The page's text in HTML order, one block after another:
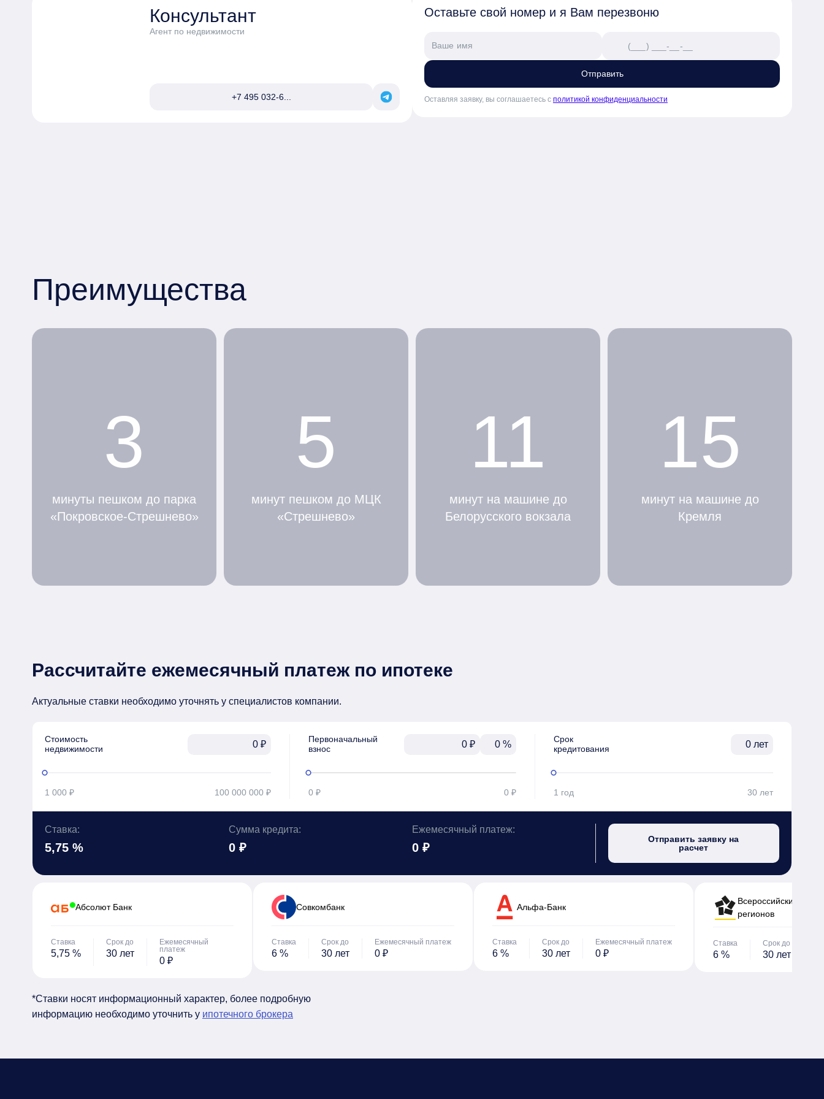
Консультант
Агент по недвижимости
+7 495 032-6...
Оставьте свой номер и я Вам перезвоню
Отправить
Оставляя заявку, вы соглашаетесь с политикой конфиденциальности
Преимущества
3
минуты пешком до парка
«Покровское-Стрешнево»
5
минут пешком до МЦК
«Стрешнево»
11
минут на машине до
Белорусского вокзала
15
минут на машине до
Кремля
Рассчитайте ежемесячный платеж по ипотеке
Актуальные ставки необходимо уточнять у специалистов компании.
Стоимость
недвижимости
₽
1 000 ₽ 100 000 000 ₽
Первоначальный
взнос
₽ %
0 ₽ 0 ₽
Срок
кредитования
лет
1 год 30 лет
Ставка:
5,75 %
Сумма кредита:
0 ₽
Ежемесячный платеж:
0 ₽
Отправить заявку на
расчет
Абсолют Банк
Ставка
5,75 %
Срок до
30 лет
Ежемесячный
платеж
0 ₽
Cовкомбанк
Ставка
6 %
Срок до
30 лет
Ежемесячный платеж
0 ₽
Альфа-Банк
Ставка
6 %
Срок до
30 лет
Ежемесячный платеж
0 ₽
Всероссийский банк
регионов
Ставка
6 %
Срок до
30 лет
*Ставки носят информационный характер, более подробную
информацию необходимо уточнить у ипотечного брокера